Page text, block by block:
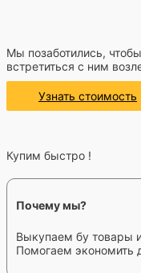
Мы позаботились,
встретиться с ним
Узнать стоимость
Купим быстро !
Почему мы?
Выкупаем бу товары
Помогаем экономить